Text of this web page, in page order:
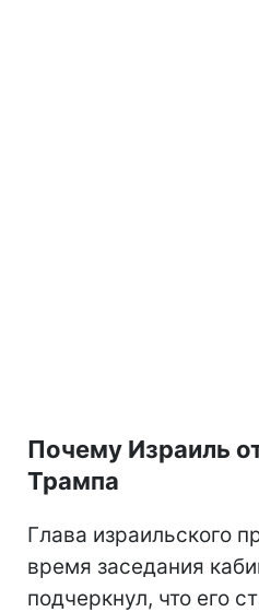
Почему Израиль
Трампа
Глава израильского
время заседания
подчеркнул, что его